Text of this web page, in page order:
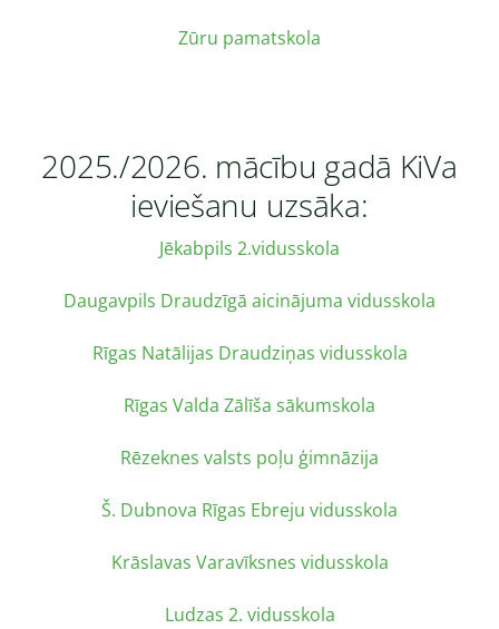
Zūru pamatskola
2025./2026. mācību gadā KiVa
ieviešanu uzsāka:
Jēkabpils 2.vidusskola
Daugavpils Draudzīgā aicinājuma vidusskola
Rīgas Natālijas Draudziņas vidusskola
Rīgas Valda Zālīša sākumskola
Rēzeknes valsts poļu ģimnāzija
Š. Dubnova Rīgas Ebreju vidusskola
Krāslavas Varavīksnes vidusskola
Ludzas 2. vidusskola